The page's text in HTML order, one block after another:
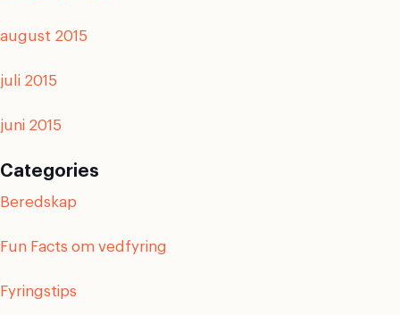
august 2015
juli 2015
juni 2015
Categories
Beredskap
Fun Facts om vedfyring
Fyringstips